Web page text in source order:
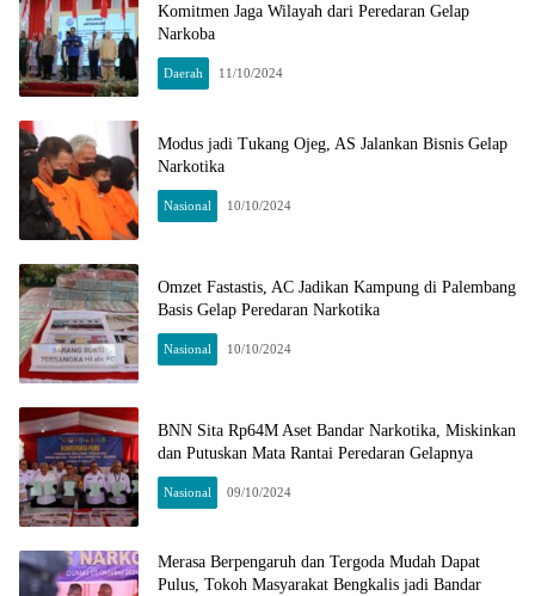
Komitmen Jaga Wilayah dari Peredaran Gelap
Narkoba
Daerah 11/10/2024
Modus jadi Tukang Ojeg, AS Jalankan Bisnis Gelap
Narkotika
Nasional 10/10/2024
Omzet Fastastis, AC Jadikan Kampung di Palembang
Basis Gelap Peredaran Narkotika
Nasional 10/10/2024
BNN Sita Rp64M Aset Bandar Narkotika, Miskinkan
dan Putuskan Mata Rantai Peredaran Gelapnya
Nasional 09/10/2024
Merasa Berpengaruh dan Tergoda Mudah Dapat
Pulus, Tokoh Masyarakat Bengkalis jadi Bandar